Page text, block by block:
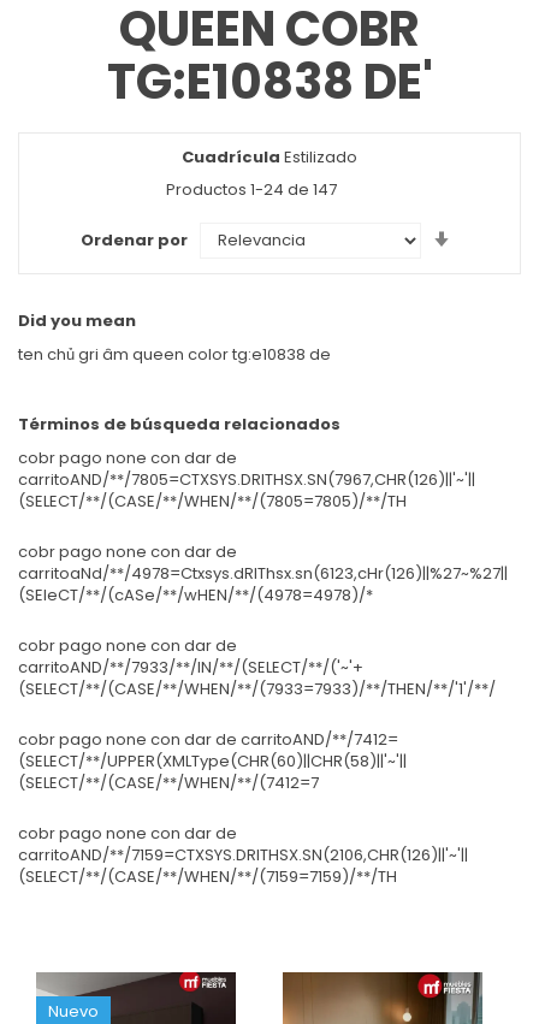
QUEEN COBR
TG:E10838 DE'
Ver
como
Cuadrícula Estilizado
Productos 1-24 de 147
Ordenar por
Did you mean
ten chủ gri âm queen color tg:e10838 de
Términos de búsqueda relacionados
cobr pago none con dar de
carritoAND/**/7805=CTXSYS.DRITHSX.SN(7967,CHR(126)||'~'||
(SELECT/**/(CASE/**/WHEN/**/(7805=7805)/**/TH
cobr pago none con dar de
carritoaNd/**/4978=Ctxsys.dRIThsx.sn(6123,cHr(126)||%27~%27||
(SEleCT/**/(cASe/**/wHEN/**/(4978=4978)/*
cobr pago none con dar de
carritoAND/**/7933/**/IN/**/(SELECT/**/('~'+
(SELECT/**/(CASE/**/WHEN/**/(7933=7933)/**/THEN/**/'1'/**/
cobr pago none con dar de carritoAND/**/7412=
(SELECT/**/UPPER(XMLType(CHR(60)||CHR(58)||'~'||
(SELECT/**/(CASE/**/WHEN/**/(7412=7
cobr pago none con dar de
carritoAND/**/7159=CTXSYS.DRITHSX.SN(2106,CHR(126)||'~'||
(SELECT/**/(CASE/**/WHEN/**/(7159=7159)/**/TH
Nuevo